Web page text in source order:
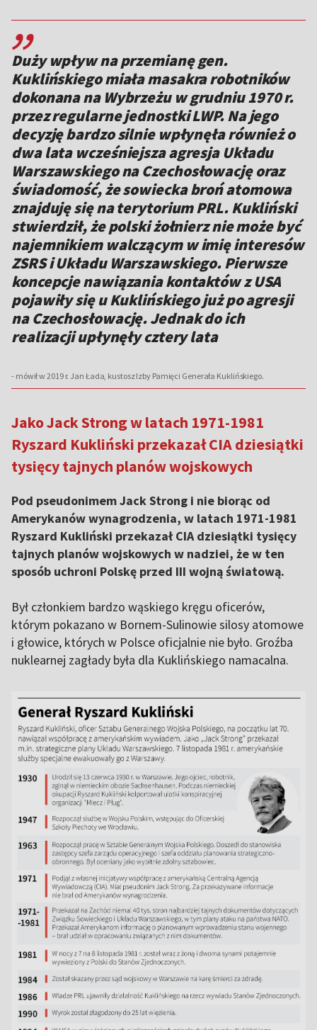
,,
Duży wpływ na przemianę gen.
Kuklińskiego miała masakra robotników
dokonana na Wybrzeżu w grudniu 1970 r.
przez regularne jednostki LWP. Na jego
decyzję bardzo silnie wpłynęła również o
dwa lata wcześniejsza agresja Układu
Warszawskiego na Czechosłowację oraz
świadomość, że sowiecka broń atomowa
znajduję się na terytorium PRL. Kukliński
stwierdził, że polski żołnierz nie może być
najemnikiem walczącym w imię interesów
ZSRS i Układu Warszawskiego. Pierwsze
koncepcje nawiązania kontaktów z USA
pojawiły się u Kuklińskiego już po agresji
na Czechosłowację. Jednak do ich
realizacji upłynęły cztery lata
- mówił w 2019 r. Jan Łada, kustosz Izby Pamięci Generała Kuklińskiego.
Jako Jack Strong w latach 1971-1981
Ryszard Kukliński przekazał CIA dziesiątki
tysięcy tajnych planów wojskowych
Pod pseudonimem Jack Strong i nie biorąc od
Amerykanów wynagrodzenia, w latach 1971-1981
Ryszard Kukliński przekazał CIA dziesiątki tysięcy
tajnych planów wojskowych w nadziei, że w ten
sposób uchroni Polskę przed III wojną światową.
Był członkiem bardzo wąskiego kręgu oficerów,
którym pokazano w Bornem-Sulinowie silosy atomowe
i głowice, których w Polsce oficjalnie nie było. Groźba
nuklearnej zagłady była dla Kuklińskiego namacalna.